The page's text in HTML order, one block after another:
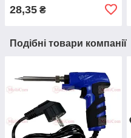
28,35 ₴
Подібні товари компанії